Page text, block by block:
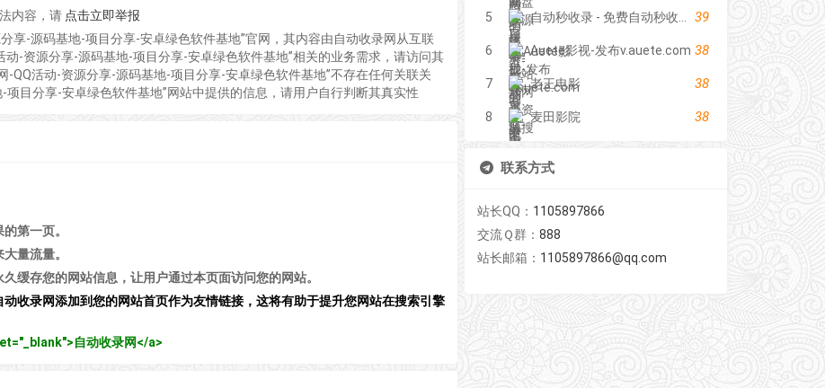
内容，请 点击立即举报
享-源码基地-项目分享-安卓绿色软件基地”官网，其内容由自动收录网从互联
动-资源分享-源码基地-项目分享-安卓绿色软件基地”相关的业务需求，请访问其
-QQ活动-资源分享-源码基地-项目分享-安卓绿色软件基地”不存在任何关联关
目分享-安卓绿色软件基地”网站中提供的信息，请用户自行判断其真实性
第一页。
量流量。
缓存您的网站信息，让用户通过本页面访问您的网站。
收录网添加到您的网站首页作为友情链接，这将有助于提升您网站在搜索引擎
自动收录网</a>
5 39
6 Auete影视-发布v.auete.com 38
7 老王电影 38
8 麦田影院 38
联系方式
站长QQ： 1105897866
交流Ｑ群：888
站长邮箱： 1105897866@qq.com